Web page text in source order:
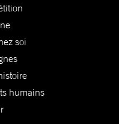
soi
humains